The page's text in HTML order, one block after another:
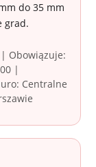
do 35 mm
grad.
Obowiązuje:
|
Centralne